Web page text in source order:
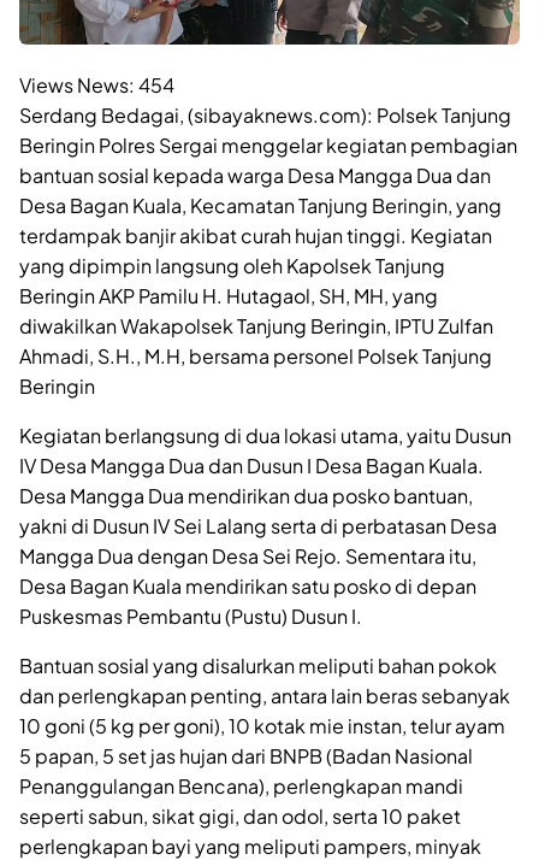
Views News: 454
Serdang Bedagai, (sibayaknews.com): Polsek Tanjung
Beringin Polres Sergai menggelar kegiatan pembagian
bantuan sosial kepada warga Desa Mangga Dua dan
Desa Bagan Kuala, Kecamatan Tanjung Beringin, yang
terdampak banjir akibat curah hujan tinggi. Kegiatan
yang dipimpin langsung oleh Kapolsek Tanjung
Beringin AKP Pamilu H. Hutagaol, SH, MH, yang
diwakilkan Wakapolsek Tanjung Beringin, IPTU Zulfan
Ahmadi, S.H., M.H, bersama personel Polsek Tanjung
Beringin
Kegiatan berlangsung di dua lokasi utama, yaitu Dusun
IV Desa Mangga Dua dan Dusun I Desa Bagan Kuala.
Desa Mangga Dua mendirikan dua posko bantuan,
yakni di Dusun IV Sei Lalang serta di perbatasan Desa
Mangga Dua dengan Desa Sei Rejo. Sementara itu,
Desa Bagan Kuala mendirikan satu posko di depan
Puskesmas Pembantu (Pustu) Dusun I.
Bantuan sosial yang disalurkan meliputi bahan pokok
dan perlengkapan penting, antara lain beras sebanyak
10 goni (5 kg per goni), 10 kotak mie instan, telur ayam
5 papan, 5 set jas hujan dari BNPB (Badan Nasional
Penanggulangan Bencana), perlengkapan mandi
seperti sabun, sikat gigi, dan odol, serta 10 paket
perlengkapan bayi yang meliputi pampers, minyak